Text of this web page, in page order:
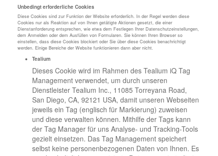
Unbedingt erforderliche Cookies
Diese Cookies sind zur Funktion der Website erforderlich. In der Regel werden diese
Cookies nur als Reaktion auf von Ihnen getätigte Aktionen gesetzt, die einer
Dienstanforderung entsprechen, wie etwa dem Festlegen Ihrer Datenschutzeinstellungen,
dem Anmelden oder dem Ausfüllen von Formularen. Sie können Ihren Browser so
einstellen, dass diese Cookies blockiert oder Sie über diese Cookies benachrichtigt
werden. Einige Bereiche der Website funktionieren dann aber nicht.
Tealium
Dieses Cookie wird im Rahmen des Tealium iQ Tag
Management verwendet, um durch unseren
Dienstleister Tealium Inc., 11085 Torreyana Road,
San Diego, CA, 92121 USA, damit unseren Webseiten
jeweils ein Tag (englisch für Markierung) zuweisen
und diese verwalten können. Mithilfe der Tags kann
der Tag Manager für uns Analyse- und Tracking-Tools
gezielt einsetzen. Das Tag Management speichert
selbst keine personenbezogenen Daten von Ihnen. Es